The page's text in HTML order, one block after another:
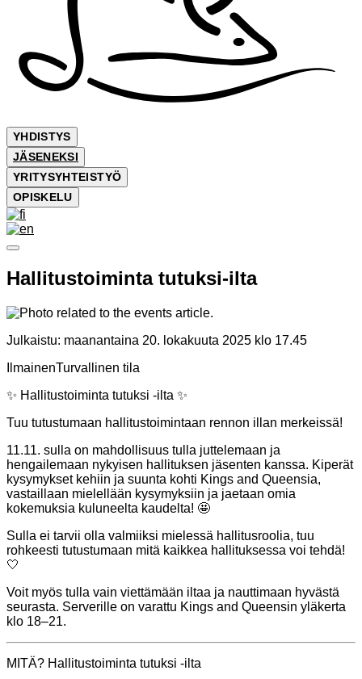
YHDISTYS
JÄSENEKSI
YRITYSYHTEISTYÖ
OPISKELU
Hallitustoiminta tutuksi-ilta
Julkaistu: maanantaina 20. lokakuuta 2025 klo 17.45
IlmainenTurvallinen tila
✨ Hallitustoiminta tutuksi -ilta ✨
Tuu tutustumaan hallitustoimintaan rennon illan merkeissä!
11.11. sulla on mahdollisuus tulla juttelemaan ja
hengailemaan nykyisen hallituksen jäsenten kanssa. Kiperät
kysymykset kehiin ja suunta kohti Kings and Queensia,
vastaillaan mielellään kysymyksiin ja jaetaan omia
kokemuksia kuluneelta kaudelta! 🤩
Sulla ei tarvii olla valmiiksi mielessä hallitusroolia, tuu
rohkeesti tutustumaan mitä kaikkea hallituksessa voi tehdä!
🤍
Voit myös tulla vain viettämään iltaa ja nauttimaan hyvästä
seurasta. Serverille on varattu Kings and Queensin yläkerta
klo 18–21.
MITÄ? Hallitustoiminta tutuksi -ilta